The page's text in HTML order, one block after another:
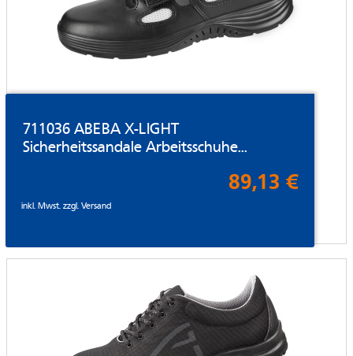
711036 ABEBA X-LIGHT
Sicherheitssandale Arbeitsschuhe...
89,13 €
inkl. Mwst. zzgl.Versand